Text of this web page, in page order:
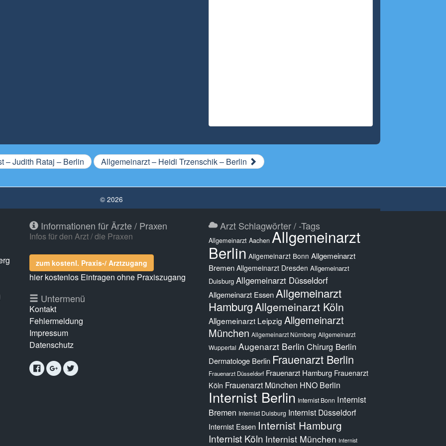
– Judith Rataj – Berlin Allgemeinarzt – Heidi Trzenschik – Berlin
© 2026
Informationen für Ärzte / Praxen
Infos für den Arzt / die Praxen
zum kostenl. Praxis-/ Arztzugang
hier kostenlos Eintragen ohne Praxiszugang
Untermenü
Kontakt
Fehlermeldung
Impressum
Datenschutz
Arzt Schlagwörter / -Tags
Allgemeinarzt Aachen Allgemeinarzt
Berlin Allgemeinarzt Bonn Allgemeinarzt
Bremen Allgemeinarzt Dresden Allgemeinarzt
Duisburg Allgemeinarzt Düsseldorf
Allgemeinarzt Essen Allgemeinarzt
HamburgAllgemeinarzt Köln
Allgemeinarzt Leipzig Allgemeinarzt
München Allgemeinarzt Nürnberg Allgemeinarzt
Wuppertal Augenarzt Berlin Chirurg Berlin
Dermatologe Berlin Frauenarzt Berlin
Frauenarzt Düsseldorf Frauenarzt Hamburg Frauenarzt
Köln Frauenarzt München HNO Berlin
Internist Berlin Internist Bonn Internist
Bremen Internist Duisburg Internist Düsseldorf
Internist Essen Internist Hamburg
Internist Köln Internist München Internist